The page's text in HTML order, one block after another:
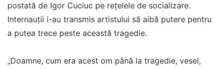
postată de Igor Cuciuc pe rețelele de socializare.
Internauții i-au transmis artistului să aibă putere pentru
a putea trece peste această tragedie.
„Doamne, cum era acest om până la tragedie, vesel,